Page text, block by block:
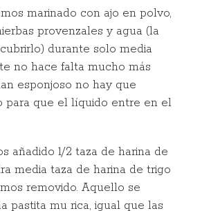
marinado con ajo en polvo,
provenzales y agua (la
durante solo media
no hace falta mucho más
esponjoso no hay que
para que el líquido entre en el
añadido 1/2 taza de harina de
media taza de harina de trigo
removido. Aquello se
pastita mu rica, igual que las